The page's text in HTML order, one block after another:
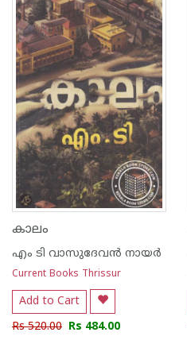
കാലം
എം ടി വാസുദേവന്‍ നായര്‍
Current Books Thrissur
Add to Cart
Rs 520.00 Rs 484.00